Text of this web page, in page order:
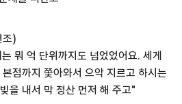
조)
뭐 억 단위까지도 넘었었어요. 세게
점까지 쫓아와서 으악 지르고 하시는
을 내서 막 정산 먼저 해 주고"